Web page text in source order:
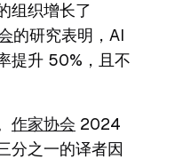
组织增长了
的研究表明，AI
提升 50%，且不
作家协会 2024
分之一的译者因